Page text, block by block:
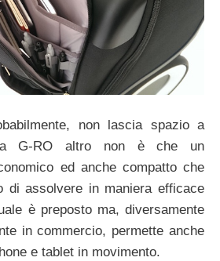
non lascia spazio a
G-RO altro non è che un
ed anche compatto che
di assolvere in maniera efficace
è preposto ma, diversamente
in commercio, permette anche
e tablet in movimento.